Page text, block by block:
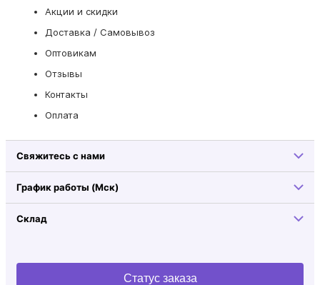
Акции и скидки
Доставка / Самовывоз
Оптовикам
Отзывы
Контакты
Оплата
Свяжитесь с нами
График работы (Мск)
Склад
Статус заказа